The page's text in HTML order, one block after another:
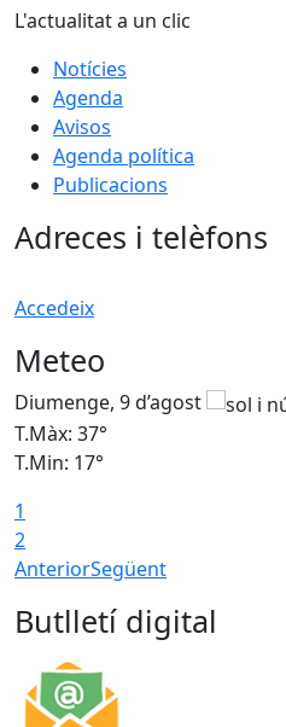
L'actualitat a un clic
Notícies
Agenda
Avisos
Agenda política
Publicacions
Adreces i telèfons
Accedeix
Meteo
Diumenge, 9 d’agost
T.Màx: 37°
T.Min: 17°
1
2
AnteriorSegüent
Butlletí digital